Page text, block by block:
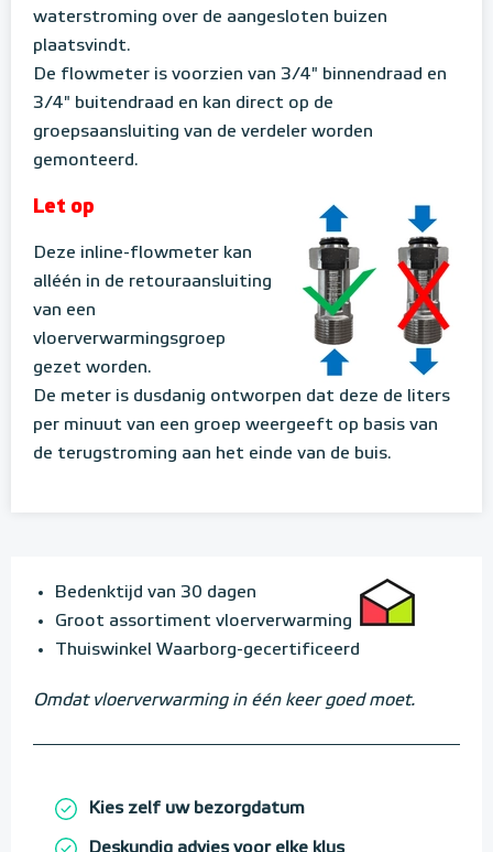
waterstroming over de aangesloten buizen
plaatsvindt.
De flowmeter is voorzien van 3/4" binnendraad en
3/4" buitendraad en kan direct op de
groepsaansluiting van de verdeler worden
gemonteerd.
Let op
Deze inline-flowmeter kan
alléén in de retouraansluiting
van een
vloerverwarmingsgroep
gezet worden.
De meter is dusdanig ontworpen dat deze de liters
per minuut van een groep weergeeft op basis van
de terugstroming aan het einde van de buis.
Bedenktijd van 30 dagen
Groot assortiment vloerverwarming
Thuiswinkel Waarborg-gecertificeerd
Omdat vloerverwarming in één keer goed moet.
Kies zelf uw bezorgdatum